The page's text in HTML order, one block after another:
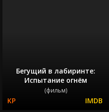
Бегущий в лабиринте:
Испытание огнём
(фильм)